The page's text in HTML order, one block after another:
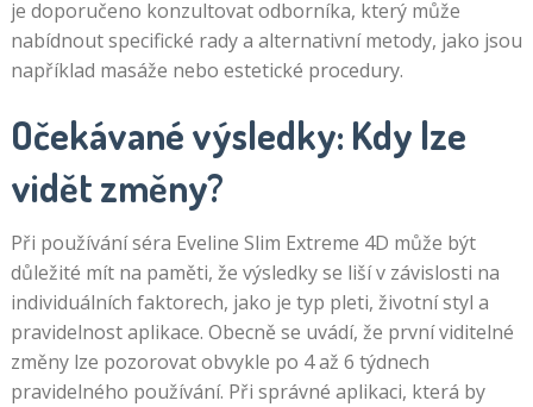
je doporučeno konzultovat odborníka, který může
nabídnout specifické rady a alternativní metody, jako jsou
například masáže nebo estetické procedury.
Očekávané výsledky: Kdy lze
vidět změny?
Při používání séra Eveline Slim Extreme 4D může být
důležité mít na paměti, že výsledky se liší v závislosti na
individuálních faktorech, jako je typ pleti, životní styl a
pravidelnost aplikace. Obecně se uvádí, že první viditelné
změny lze pozorovat obvykle po 4 až 6 týdnech
pravidelného používání. Při správné aplikaci, která by